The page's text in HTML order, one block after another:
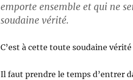
emporte ensemble et qui ne
soudaine vérité.
C’est à cette toute soudaine
Il faut prendre le temps d’entrer